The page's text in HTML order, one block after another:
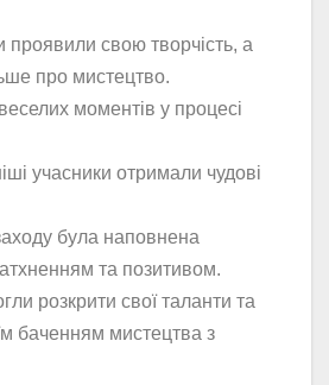
проявили свою творчість, а
про мистецтво.
моментів у процесі
учасники отримали чудові
була наповнена
та позитивом.
розкрити свої таланти та
баченням мистецтва з